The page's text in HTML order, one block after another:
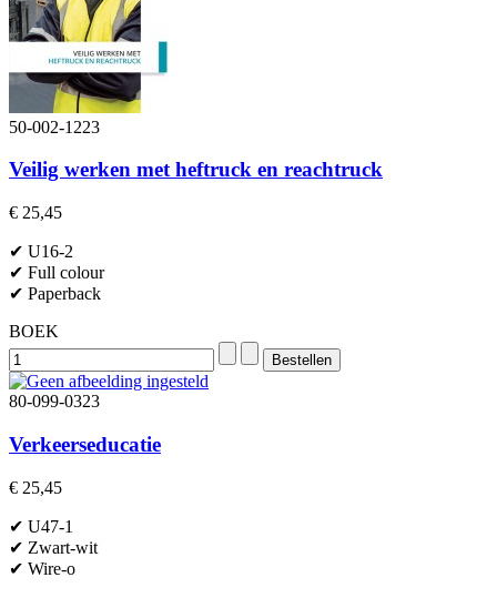
50-002-1223
Veilig werken met heftruck en reachtruck
€ 25,45
✔ U16-2
✔ Full colour
✔ Paperback
BOEK
80-099-0323
Verkeerseducatie
€ 25,45
✔ U47-1
✔ Zwart-wit
✔ Wire-o